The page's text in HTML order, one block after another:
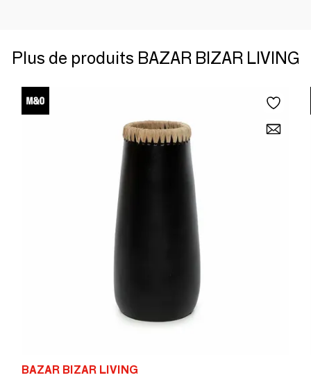
Plus de produits BAZAR BIZAR LIVING
BAZAR BIZAR LIVING